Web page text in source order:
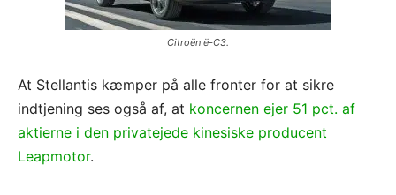
Citroën ë-C3.
At Stellantis kæmper på alle fronter for at sikre
indtjening ses også af, at koncernen ejer 51 pct. af
aktierne i den privatejede kinesiske producent
Leapmotor.